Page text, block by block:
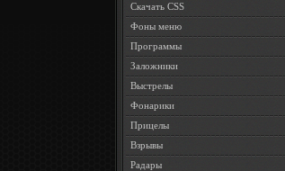
Скачать CSS
Фоны меню
Программы
Заложники
Выстрелы
Фонарики
Прицелы
Взрывы
Радары